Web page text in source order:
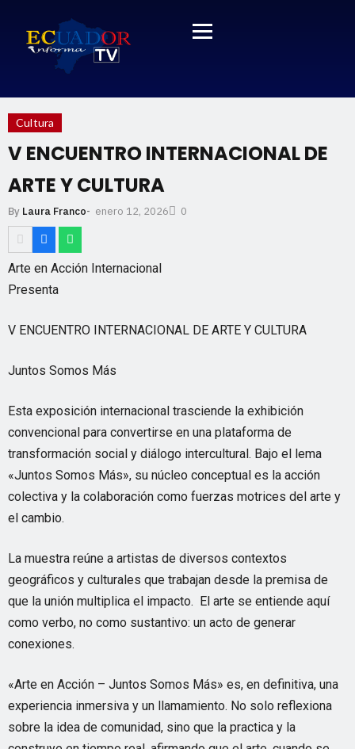
Cultura
V ENCUENTRO INTERNACIONAL DE
ARTE Y CULTURA
By Laura Franco- enero 12, 2026 0
Arte en Acción Internacional
Presenta
V ENCUENTRO INTERNACIONAL DE ARTE Y CULTURA
Juntos Somos Más
Esta exposición internacional trasciende la exhibición
convencional para convertirse en una plataforma de
transformación social y diálogo intercultural. Bajo el lema
«Juntos Somos Más», su núcleo conceptual es la acción
colectiva y la colaboración como fuerzas motrices del arte y
el cambio.
La muestra reúne a artistas de diversos contextos
geográficos y culturales que trabajan desde la premisa de
que la unión multiplica el impacto. El arte se entiende aquí
como verbo, no como sustantivo: un acto de generar
conexiones.
«Arte en Acción – Juntos Somos Más» es, en definitiva, una
experiencia inmersiva y un llamamiento. No solo reflexiona
sobre la idea de comunidad, sino que la practica y la